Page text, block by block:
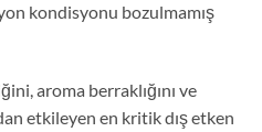
kondisyonu bozulmamış
aroma berraklığını ve
etkileyen en kritik dış etken